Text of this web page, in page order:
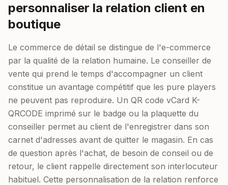
personnaliser la relation client en
boutique
Le commerce de détail se distingue de l'e-commerce
par la qualité de la relation humaine. Le conseiller de
vente qui prend le temps d'accompagner un client
constitue un avantage compétitif que les pure players
ne peuvent pas reproduire. Un QR code vCard K-
QRCODE imprimé sur le badge ou la plaquette du
conseiller permet au client de l'enregistrer dans son
carnet d'adresses avant de quitter le magasin. En cas
de question après l'achat, de besoin de conseil ou de
retour, le client rappelle directement son interlocuteur
habituel. Cette personnalisation de la relation renforce